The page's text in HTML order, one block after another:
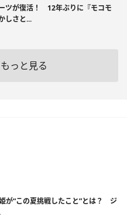
ツが復活！ 12年ぶりに『モコモ
しさと...
っと見る
が“この夏挑戦したこと”とは？ ジ